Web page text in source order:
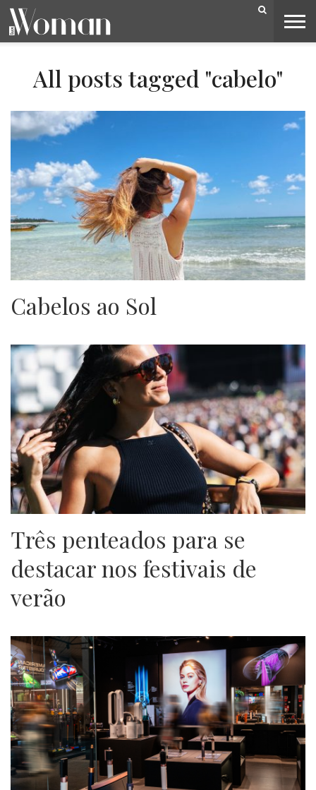
BELEZA
CAPA
LIFESTYLE
MODA
OPINIÃO
PESSOAS
SOCIEDADE
VIDEOS
All posts tagged "cabelo"
Cabelos ao Sol
Três penteados para se
destacar nos festivais de
verão